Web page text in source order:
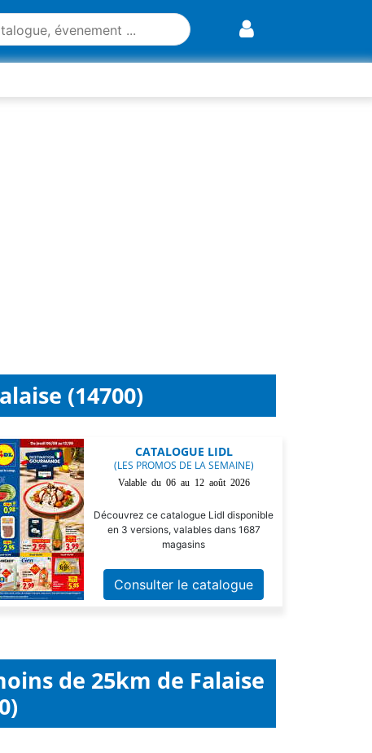
(14700)
CATALOGUE LIDL
(LES PROMOS DE LA SEMAINE)
Valable du 06 au 12 août 2026
Découvrez ce catalogue Lidl disponible
en 3 versions, valables dans 1687
magasins
Consulter le catalogue
de 25km de Falaise